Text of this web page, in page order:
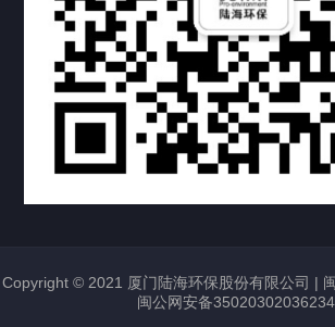
Copyright © 2021 厦门陆海环保股份有限公司 |
闽公网安备